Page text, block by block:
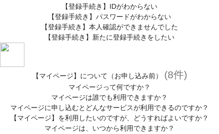
【登録手続き】IDがわからない
【登録手続き】パスワードがわからない
【登録手続き】本人確認ができませんでした
【登録手続き】新たに登録手続きをしたい
【マイページ】について（お申し込み前） (8件)
マイページって何ですか？
マイページは誰でも利用できますか？
マイページに申し込むとどんなサービスが利用できるのですか？
【マイページ】を利用したいのですが、どうすればよいですか？
マイページは、いつから利用できますか？